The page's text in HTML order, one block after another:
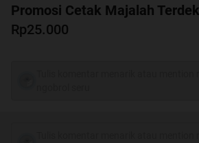
Promosi Cetak Majalah
Rp25.000